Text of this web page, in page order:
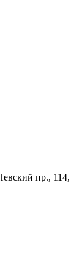
пр., 114,